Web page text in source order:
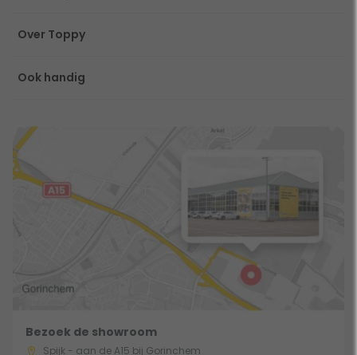
Over Toppy
Ook handig
Bezoek de showroom
Spijk - aan de A15 bij Gorinchem